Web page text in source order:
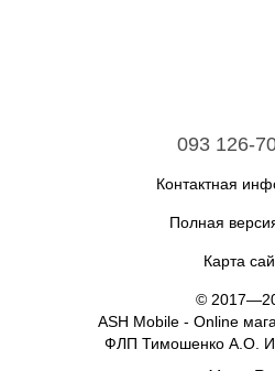
093 126-
Контактная
Полная
Карта
©
ASH Mobile - Online
ФЛП Тимошенко А.О.